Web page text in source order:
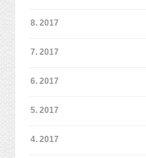
8. 2017
7. 2017
6. 2017
5. 2017
4. 2017